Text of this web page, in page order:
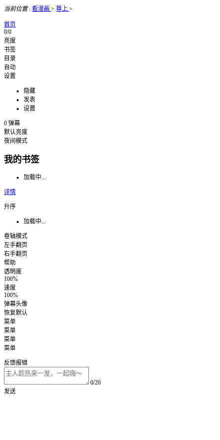
当前位置: 看漫画 > 尊上 >
首页
0/0
亮度
书签
目录
自动
设置
隐藏
发表
设置
0 弹幕
默认亮度
夜间模式
我的书签
加载中...
详情
升序
加载中...
卷轴模式
左手翻页
右手翻页
帮助
透明度
100%
速度
100%
弹幕头像
恢复默认
菜单
菜单
菜单
菜单
反馈报错
0/20
发送